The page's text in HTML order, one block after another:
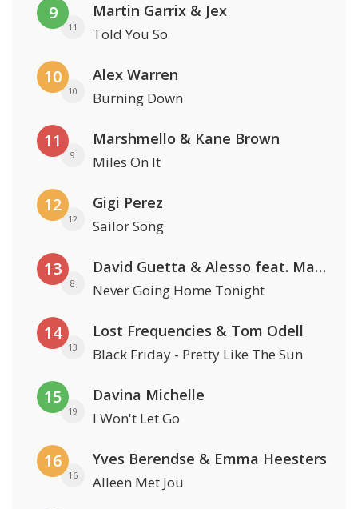
9
11
Martin Garrix & Jex
Told You So
10
10
Alex Warren
Burning Down
11
9
Marshmello & Kane Brown
Miles On It
12
12
Gigi Perez
Sailor Song
13
8
David Guetta & Alesso feat. Madison Love
Never Going Home Tonight
14
13
Lost Frequencies & Tom Odell
Black Friday - Pretty Like The Sun
15
19
Davina Michelle
I Won't Let Go
16
16
Yves Berendse & Emma Heesters
Alleen Met Jou